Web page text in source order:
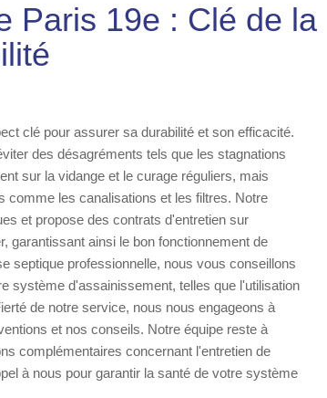
Paris 19e : Clé de la
clé pour assurer sa durabilité et son efficacité.
des désagréments tels que les stagnations
sur la vidange et le curage réguliers, mais
comme les canalisations et les filtres. Notre
et propose des contrats d'entretien sur
garantissant ainsi le bon fonctionnement de
septique professionnelle, nous vous conseillons
système d'assainissement, telles que l'utilisation
de notre service, nous nous engageons à
et nos conseils. Notre équipe reste à
complémentaires concernant l'entretien de
à nous pour garantir la santé de votre système